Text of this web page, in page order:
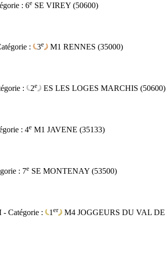
: 6e SE VIREY (50600)
: 3e M1 RENNES (35000)
: 2e ES LES LOGES MARCHIS (50600)
: 4e M1 JAVENE (35133)
: 7e SE MONTENAY (53500)
- Catégorie : 1 er M4 JOGGEURS DU VAL DE